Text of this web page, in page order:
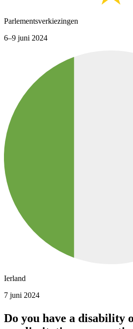
Parlementsverkiezingen
6–9 juni 2024
Ierland
7 juni 2024
Do you have a disability